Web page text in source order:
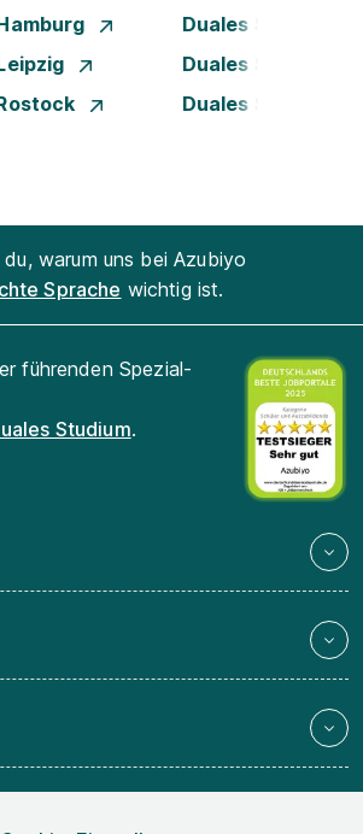
Duales Studium
Duales Studium
Duales Studium
warum uns bei Azubiyo
Sprache wichtig ist.
führenden Spezial-
Studium.